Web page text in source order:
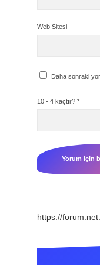
Web Sitesi
Daha sonraki
10 - 4 kaçtır? *
https://